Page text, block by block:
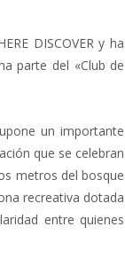
DISCOVER y ha
parte del «Club de
un importante
que se celebran
metros del bosque
recreativa dotada
entre quienes